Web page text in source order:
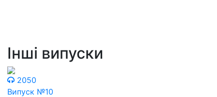
Інші випуски
2050
Випуск №10